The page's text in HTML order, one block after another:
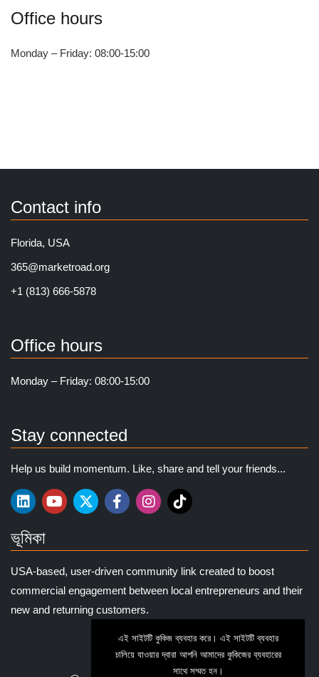
Office hours
Monday – Friday: 08:00-15:00
Contact info
Florida, USA
365@marketroad.org
+1 (813) 666-5878
Office hours
Monday – Friday: 08:00-15:00
Stay connected
Help us build momentum. Like, share and tell your friends...
ভূমিকা
USA-based, user-driven community link created to boost
commercial engagement between local entrepreneurs and their
new and returning customers.
এই সাইটটি কুকিজ ব্যবহার করে। এই সাইটটি ব্যবহার
চালিয়ে যাওয়ার দ্বারা আপনি আমাদের কুকিজের ব্যবহারের
সাথে সম্মত হন।